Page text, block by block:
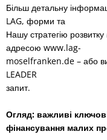
Більш детальну
LAG, форми та
Нашу стратегію
адресою www.lag-
moselfranken.de – або
LEADER
запит.
Огляд: важливі
фінансування малих